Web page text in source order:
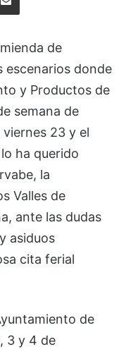
de
escenarios donde
y Productos de
semana de
23 y el
ha querido
la
Valles de
ante las dudas
asiduos
cita ferial
de
3 y 4 de